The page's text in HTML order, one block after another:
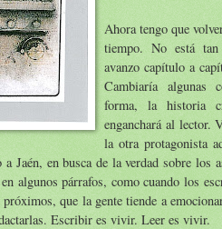
Ahora tengo que
tiempo. No está
avanzo capítulo a
Cambiaría algunas
forma, la historia
enganchará al lector.
la otra protagonista
Jaén, en busca de la verdad sobre los
algunos párrafos, como cuando los
que la gente tiende a
Escribir es vivir. Leer es vivir.